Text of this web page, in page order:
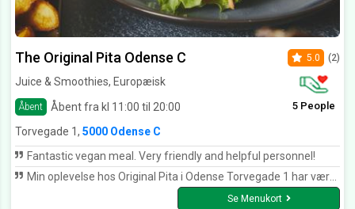
The Original Pita Odense C
Juice & Smoothies, Europæisk
Åbent Åbent fra kl 11:00 til 20:00
5.0 (2)
5 People
Torvegade 1, 5000 Odense C
Fantastic vegan meal. Very friendly and helpful personnel!
Min oplevelse hos Original Pita i Odense Torvegade 1 har været en oplevelse, som jeg længe vil mindes om. Deres marineret kylling smager fantastisk. Især deres hjemmelavet brød og dressinger.
Se Menukort